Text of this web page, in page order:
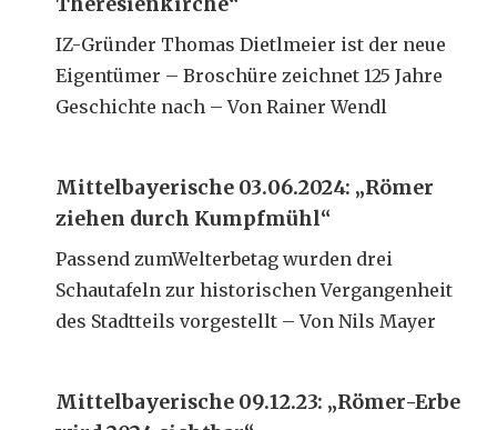
IZ-Gründer Thomas Dietlmeier ist der neue
Eigentümer – Broschüre zeichnet 125 Jahre
Geschichte nach – Von Rainer Wendl
Mittelbayerische 03.06.2024: „Römer
ziehen durch Kumpfmühl“
Passend zumWelterbetag wurden drei
Schautafeln zur historischen Vergangenheit
des Stadtteils vorgestellt – Von Nils Mayer
Mittelbayerische 09.12.23: „Römer-Erbe